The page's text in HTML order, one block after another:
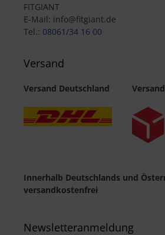
FITGIANT
E-Mail: info@fitgiant.de
Tel.: 08061/34 16 00
Versand
Versand Deutschland
Innerhalb Deutschlands und
versandkostenfrei
Newsletteranmeldung